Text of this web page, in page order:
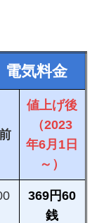
電気料金
値上げ後
（2023
年6月1日
～）
369円60
銭